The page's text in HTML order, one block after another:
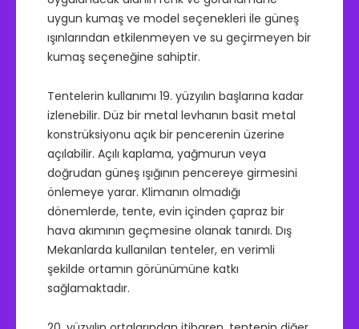
uygun kumaş ve model seçenekleri ile güneş
ışınlarından etkilenmeyen ve su geçirmeyen bir
kumaş seçeneğine sahiptir.
Tentelerin kullanımı 19. yüzyılın başlarına kadar
izlenebilir. Düz bir metal levhanın basit metal
konstrüksiyonu açık bir pencerenin üzerine
açılabilir. Açılı kaplama, yağmurun veya
doğrudan güneş ışığının pencereye girmesini
önlemeye yarar. Klimanın olmadığı
dönemlerde, tente, evin içinden çapraz bir
hava akımının geçmesine olanak tanırdı. Dış
Mekanlarda kullanılan tenteler, en verimli
şekilde ortamın görünümüne katkı
sağlamaktadır.